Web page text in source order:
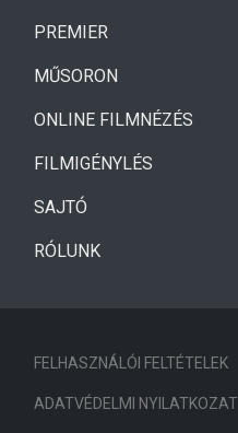
PREMIER
MŰSORON
ONLINE FILMNÉZÉS
FILMIGÉNYLÉS
SAJTÓ
RÓLUNK
FELHASZNÁLÓI FELTÉTELEK
ADATVÉDELMI NYILATKOZAT